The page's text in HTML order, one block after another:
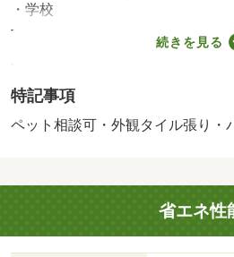
・学校
飯能第一小学校（850m）、飯能西
本物件は契約不適合責任免責とな
続きを見る
特記事項
ペット相談可・外観タイル張り・
省エネ性